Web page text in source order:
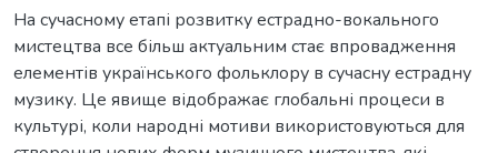
На сучасному етапі розвитку естрадно-вокального
мистецтва все більш актуальним стає впровадження
елементів українського фольклору в сучасну естрадну
музику. Це явище відображає глобальні процеси в
культурі, коли народні мотиви використовуються для